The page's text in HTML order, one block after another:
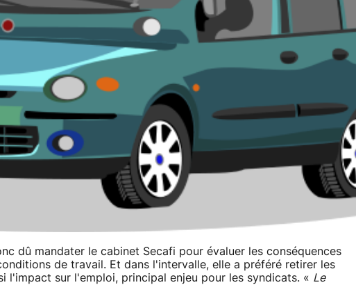
dû mandater le cabinet Secafi pour évaluer les conséquences
de travail. Et dans l'intervalle, elle a préféré retirer les
l'impact sur l'emploi, principal enjeu pour les syndicats. « Le